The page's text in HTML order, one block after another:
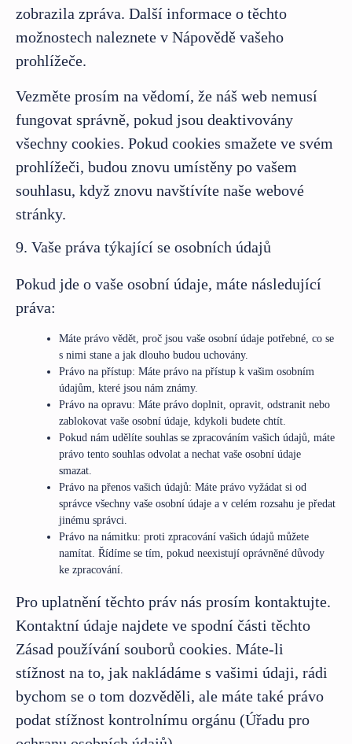
zobrazila zpráva. Další informace o těchto
možnostech naleznete v Nápovědě vašeho
prohlížeče.
Vezměte prosím na vědomí, že náš web nemusí
fungovat správně, pokud jsou deaktivovány
všechny cookies. Pokud cookies smažete ve svém
prohlížeči, budou znovu umístěny po vašem
souhlasu, když znovu navštívíte naše webové
stránky.
9. Vaše práva týkající se osobních údajů
Pokud jde o vaše osobní údaje, máte následující
práva:
Máte právo vědět, proč jsou vaše osobní údaje potřebné, co se
s nimi stane a jak dlouho budou uchovány.
Právo na přístup: Máte právo na přístup k vašim osobním
údajům, které jsou nám známy.
Právo na opravu: Máte právo doplnit, opravit, odstranit nebo
zablokovat vaše osobní údaje, kdykoli budete chtít.
Pokud nám udělíte souhlas se zpracováním vašich údajů, máte
právo tento souhlas odvolat a nechat vaše osobní údaje
smazat.
Právo na přenos vašich údajů: Máte právo vyžádat si od
správce všechny vaše osobní údaje a v celém rozsahu je předat
jinému správci.
Právo na námitku: proti zpracování vašich údajů můžete
namítat. Řídíme se tím, pokud neexistují oprávněné důvody
ke zpracování.
Pro uplatnění těchto práv nás prosím kontaktujte.
Kontaktní údaje najdete ve spodní části těchto
Zásad používání souborů cookies. Máte-li
stížnost na to, jak nakládáme s vašimi údaji, rádi
bychom se o tom dozvěděli, ale máte také právo
podat stížnost kontrolnímu orgánu (Úřadu pro